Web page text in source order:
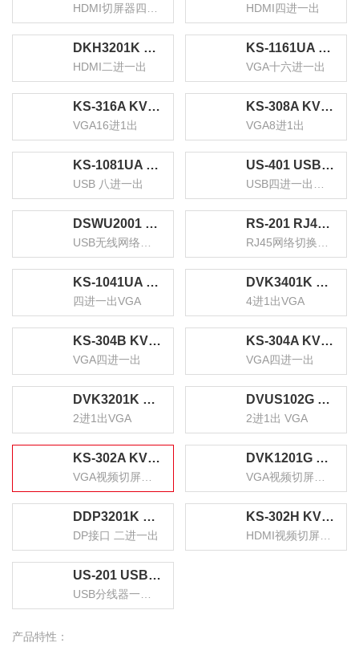
HDMI四进一出
DKH3201K KVM切换器二进一出hdmi切屏器配线 2进1出电脑转换器2口显示器键鼠USB打印机共享器
HDMI二进一出
KS-1161UA KVM自动切换器USB键盘鼠标16口配线机架型带音频十六进一出VGA多电脑切换共享器
VGA十六进一出
KS-316A KVM切换器 机架式 带遥控 配线 VGA16进1出多电脑切换器 显示器共享器 共享USB键鼠
VGA16进1出
KS-308A KVM切换器8口 机架式带遥控配线VGA8进1出多电脑切换器 显示器USB键鼠共享器
VGA8进1出
KS-1081UA KVM自动切换器 USB键盘鼠标 8口配线机架型带音频 八进一出VGA多电脑切换共享器
USB 八进一出
US-401 USB打印机共享器 四进一出扩展分线器 一拖四台式机笔记本鼠标键盘U盘共享4口切转换器
DSWU2001 USB无线网络打印服务器 wifi局域网高速打印机共享器接收器 支持针式热敏喷墨激光打印机 RS-201 RJ45网络切换器 二进一出/一进二出内网外网自由切换 免插拔 电脑网络共享器
KS-1041UA KVM自动切换器 USB键盘鼠标 4口配线带音频 四进一出VGA多电脑切换共享器
四进一出VGA
DVK3401K KVM切换器4进1出VGA切屏器配线 四进一出电脑转换器4口显示器键鼠USB打印机共享器
4进1出VGA
KS-304B KVM切换器4进1出 VGA视频分配器四进一出 电脑显示屏键盘鼠标4口USB打印机共享器
VGA四进一出
KS-304A KVM切换器 VGA视频切屏器配线 四进一出电脑转换器 4口显示器键鼠USB打印机共享器
VGA四进一出
DVK3201K KVM切换器2进1出VGA切屏器配线 二进一出电脑转换器2口显示器键鼠USB打印机共享器
2进1出VGA
DVUS102G KVM切换器2进1出 VGA视频显示屏电脑屏幕二进一出键盘鼠标2口自动热键快捷USB打印机共享器
2进1出 VGA
KS-302A KVM切换器 VGA视频切屏器配线 二进一出电脑转换器 2口显示器键鼠USB打印机共享器 DVK1201G VGA视频切屏器 二进一出 台式机笔记本显示器监控鼠标键盘USB打印机共享器
DDP3201K KVM切换器DP接口 二进一出台式机笔记本显示器监控鼠标键盘USB打印机共享器
DP接口 二进一出
KS-302H KVM切换器 HDMI视频切屏器 二进一出 台式机笔记本显示器监控鼠标键盘USB打印机共享器
US-201 USB打印机共享器分线器一分二 二进一出切换器 台式机笔记本鼠标键盘U盘切换共享2口转换器
产品特性：